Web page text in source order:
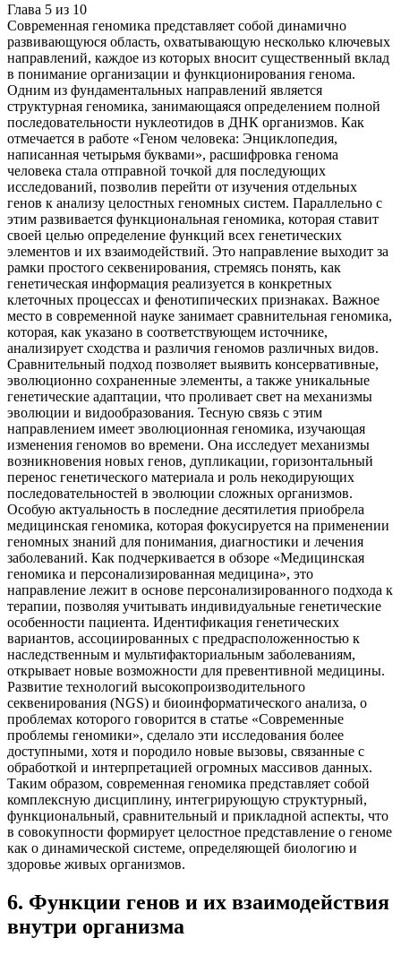
Глава 5 из 10
Современная геномика представляет собой динамично
развивающуюся область, охватывающую несколько ключевых
направлений, каждое из которых вносит существенный вклад
в понимание организации и функционирования генома.
Одним из фундаментальных направлений является
структурная геномика, занимающаяся определением полной
последовательности нуклеотидов в ДНК организмов. Как
отмечается в работе «Геном человека: Энциклопедия,
написанная четырьмя буквами», расшифровка генома
человека стала отправной точкой для последующих
исследований, позволив перейти от изучения отдельных
генов к анализу целостных геномных систем. Параллельно с
этим развивается функциональная геномика, которая ставит
своей целью определение функций всех генетических
элементов и их взаимодействий. Это направление выходит за
рамки простого секвенирования, стремясь понять, как
генетическая информация реализуется в конкретных
клеточных процессах и фенотипических признаках. Важное
место в современной науке занимает сравнительная геномика,
которая, как указано в соответствующем источнике,
анализирует сходства и различия геномов различных видов.
Сравнительный подход позволяет выявить консервативные,
эволюционно сохраненные элементы, а также уникальные
генетические адаптации, что проливает свет на механизмы
эволюции и видообразования. Тесную связь с этим
направлением имеет эволюционная геномика, изучающая
изменения геномов во времени. Она исследует механизмы
возникновения новых генов, дупликации, горизонтальный
перенос генетического материала и роль некодирующих
последовательностей в эволюции сложных организмов.
Особую актуальность в последние десятилетия приобрела
медицинская геномика, которая фокусируется на применении
геномных знаний для понимания, диагностики и лечения
заболеваний. Как подчеркивается в обзоре «Медицинская
геномика и персонализированная медицина», это
направление лежит в основе персонализированного подхода к
терапии, позволяя учитывать индивидуальные генетические
особенности пациента. Идентификация генетических
вариантов, ассоциированных с предрасположенностью к
наследственным и мультифакториальным заболеваниям,
открывает новые возможности для превентивной медицины.
Развитие технологий высокопроизводительного
секвенирования (NGS) и биоинформатического анализа, о
проблемах которого говорится в статье «Современные
проблемы геномики», сделало эти исследования более
доступными, хотя и породило новые вызовы, связанные с
обработкой и интерпретацией огромных массивов данных.
Таким образом, современная геномика представляет собой
комплексную дисциплину, интегрирующую структурный,
функциональный, сравнительный и прикладной аспекты, что
в совокупности формирует целостное представление о геноме
как о динамической системе, определяющей биологию и
здоровье живых организмов.
6. Функции генов и их взаимодействия
внутри организма